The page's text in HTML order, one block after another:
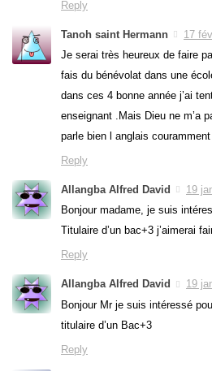
Reply
Tanoh saint Hermann
17
Je serai très heureux de faire
fais du bénévolat dans une
dans ces 4 bonne année j’ai
enseignant .Mais Dieu ne m’a
parle bien l anglais
Reply
Allangba Alfred David
19
Bonjour madame, je suis
Titulaire d’un bac+3 j’aimerai
Reply
Allangba Alfred David
19
Bonjour Mr je suis intéressé
titulaire d’un Bac+3
Reply